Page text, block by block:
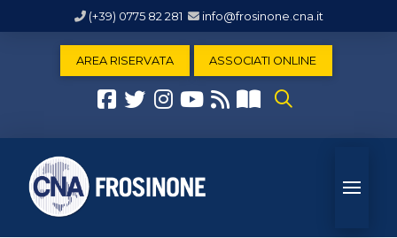
(+39) 0775 82 281 info@frosinone.cna.it
AREA RISERVATA ASSOCIATI ONLINE